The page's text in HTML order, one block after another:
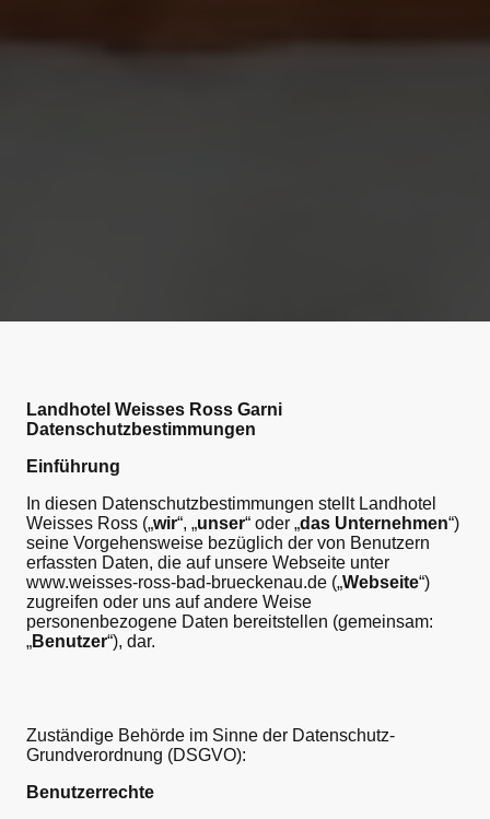
Landhotel Weisses Ross Garni
Datenschutzbestimmungen
Einführung
In diesen Datenschutzbestimmungen stellt Landhotel
Weisses Ross („wir“, „unser“ oder „das Unternehmen“)
seine Vorgehensweise bezüglich der von Benutzern
erfassten Daten, die auf unsere Webseite unter
www.weisses-ross-bad-brueckenau.de („Webseite“)
zugreifen oder uns auf andere Weise
personenbezogene Daten bereitstellen (gemeinsam:
„Benutzer“), dar.
Zuständige Behörde im Sinne der Datenschutz-
Grundverordnung (DSGVO):
Benutzerrechte